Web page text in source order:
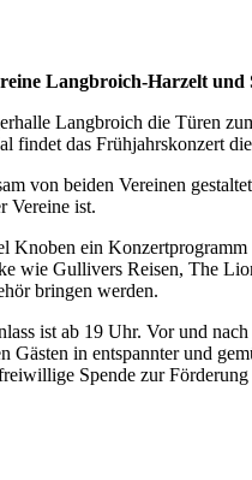
Langbroich-Harzelt und
Langbroich die Türen
findet das Frühjahrskonzert
von beiden Vereinen
Vereine ist.
ein Konzertprogramm
wie Gullivers Reisen, The
bringen werden.
ist ab 19 Uhr. Vor und
Gästen in entspannter und
Spende zur